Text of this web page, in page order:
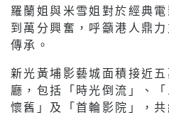
羅蘭姐與米雪姐對於經典
到萬分興奮，呼籲港人鼎
傳承。
新光黃埔影藝城面積接近
廳，包括「時光倒流」、
懷舊」及「首輪影院」，